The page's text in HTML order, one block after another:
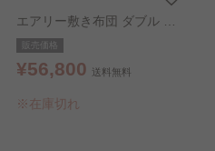
エアリー敷き布団 ダブル グ
レー
販売価格
¥56,800 送料無料
※在庫切れ